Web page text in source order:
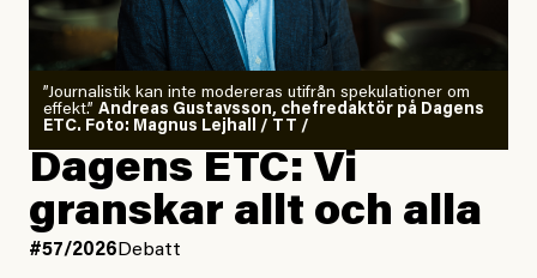
”Journalistik kan inte modereras utifrån spekulationer om
effekt.” Andreas Gustavsson, chefredaktör på Dagens
ETC. Foto: Magnus Lejhall / TT /
Dagens ETC: Vi
granskar allt och alla
#57/2026 Debatt